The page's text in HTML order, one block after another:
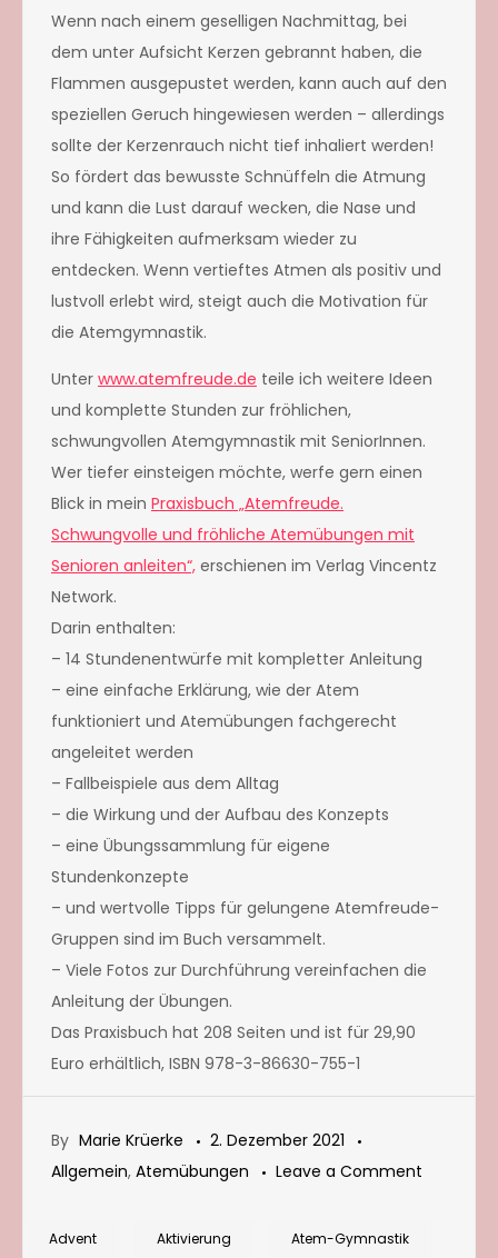
Wenn nach einem geselligen Nachmittag, bei
dem unter Aufsicht Kerzen gebrannt haben, die
Flammen ausgepustet werden, kann auch auf den
speziellen Geruch hingewiesen werden – allerdings
sollte der Kerzenrauch nicht tief inhaliert werden!
So fördert das bewusste Schnüffeln die Atmung
und kann die Lust darauf wecken, die Nase und
ihre Fähigkeiten aufmerksam wieder zu
entdecken. Wenn vertieftes Atmen als positiv und
lustvoll erlebt wird, steigt auch die Motivation für
die Atemgymnastik.
Unter www.atemfreude.de teile ich weitere Ideen
und komplette Stunden zur fröhlichen,
schwungvollen Atemgymnastik mit SeniorInnen.
Wer tiefer einsteigen möchte, werfe gern einen
Blick in mein Praxisbuch „Atemfreude.
Schwungvolle und fröhliche Atemübungen mit
Senioren anleiten“, erschienen im Verlag Vincentz
Network.
Darin enthalten:
– 14 Stundenentwürfe mit kompletter Anleitung
– eine einfache Erklärung, wie der Atem
funktioniert und Atemübungen fachgerecht
angeleitet werden
– Fallbeispiele aus dem Alltag
– die Wirkung und der Aufbau des Konzepts
– eine Übungssammlung für eigene
Stundenkonzepte
– und wertvolle Tipps für gelungene Atemfreude-
Gruppen sind im Buch versammelt.
– Viele Fotos zur Durchführung vereinfachen die
Anleitung der Übungen.
Das Praxisbuch hat 208 Seiten und ist für 29,90
Euro erhältlich, ISBN 978-3-86630-755-1
By Marie Krüerke
2. Dezember 2021
Allgemein, Atemübungen Leave a Comment
Advent Aktivierung Atem-Gymnastik